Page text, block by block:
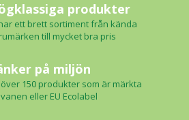
produkter
ett brett sortiment från kända
till mycket bra pris
på miljön
150 produkter som är märkta
eller EU Ecolabel